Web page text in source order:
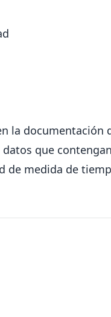
la documentación
que contengan
de medida de